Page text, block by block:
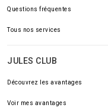
Questions fréquentes
Tous nos services
JULES CLUB
Découvrez les avantages
Voir mes avantages